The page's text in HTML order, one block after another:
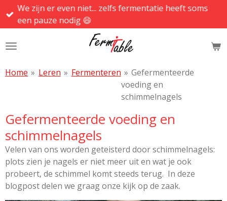
Ga
direct
de
We zijn er even niet... zelfs fermentatie heeft soms
een pauze nodig 😄
Home » Leren » Fermenteren » Gefermenteerde
voeding en
schimmelnagels
Gefermenteerde voeding en
schimmelnagels
Velen van ons worden geteisterd door schimmelnagels:
plots zien je nagels er niet meer uit en wat je ook
probeert, de schimmel komt steeds terug. In deze
blogpost delen we graag onze kijk op de zaak.